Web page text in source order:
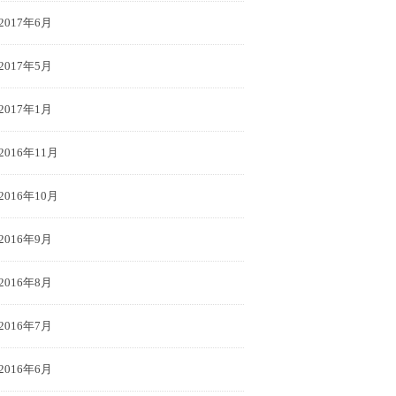
年6月
年5月
年1月
年11月
年10月
年9月
年8月
年7月
年6月